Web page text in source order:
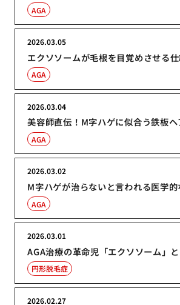
AGA
エクソソームが毛根を目覚めさせる
2026.03.05
AGA
美容師直伝！M字ハゲに似合う鉄板
2026.03.04
AGA
M字ハゲが治らないと言われる医学的
2026.03.02
AGA
AGA治療の革命児「エクソソーム」
2026.03.01
円形脱毛症
2026.02.27